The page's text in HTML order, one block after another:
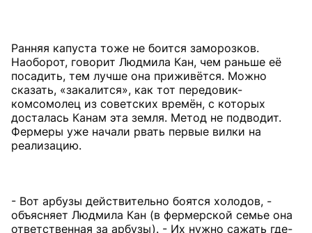
Ранняя капуста тоже не боится заморозков.
Наоборот, говорит Людмила Кан, чем раньше её
посадить, тем лучше она приживётся. Можно
сказать, «закалится», как тот передовик-
комсомолец из советских времён, с которых
досталась Канам эта земля. Метод не подводит.
Фермеры уже начали рвать первые вилки на
реализацию.
- Вот арбузы действительно боятся холодов, -
объясняет Людмила Кан (в фермерской семье она
ответственная за арбузы). - Их нужно сажать где-